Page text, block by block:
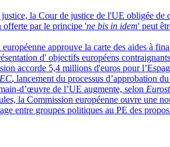
la Cour de justice de l'UE obligée
offerte par le principe 'ne bis in idem' peut
approuve la carte des aides à
d' objectifs européens
accorde 5,4 millions d'euros pour
, lancement du processus d’approbation
d’œuvre de l’UE augmente, selon
la Commission européenne ouvre une
entre groupes politiques au PE des